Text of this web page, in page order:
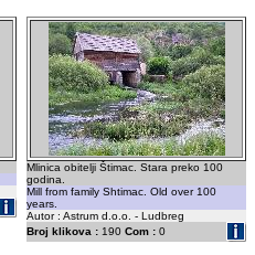
Mlinica obitelji Štimac. Stara preko 100
godina.
Mill from family Shtimac. Old over 100
years.
Autor : Astrum d.o.o. - Ludbreg
Broj klikova : 190 Com : 0